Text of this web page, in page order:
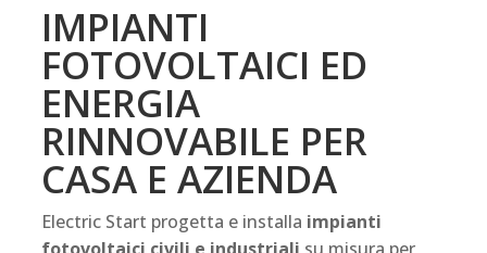
IMPIANTI
FOTOVOLTAICI ED
ENERGIA
RINNOVABILE PER
CASA E AZIENDA
Electric Start progetta e installa impianti